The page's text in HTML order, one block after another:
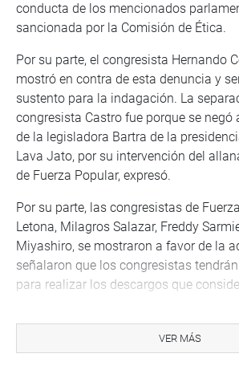
conducta de los mencionados
sancionada por la Comisión de Ética.
Por su parte, el congresista Hernando
mostró en contra de esta denuncia y
sustento para la indagación. La
congresista Castro fue porque se
de la legisladora Bartra de la
Lava Jato, por su intervención del
de Fuerza Popular, expresó.
Por su parte, las congresistas de
Letona, Milagros Salazar, Freddy
Miyashiro, se mostraron a favor de la
señalaron que los congresistas
para realizar los descargos que
de calificación contra los congresistas
(FP), Alberto Quintanilla (NP), Mauricio
VER MÁS